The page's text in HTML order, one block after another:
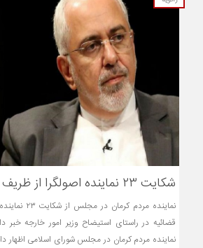
شکایت ۲۳ نماینده اصولگرا از ظریف به قوه قضائیه
نماینده مردم
قضائیه در راستای استیضاح وزیر امور خارجه خبر
نماینده مردم کرمان در مجلس شورای اسلامی اظهار